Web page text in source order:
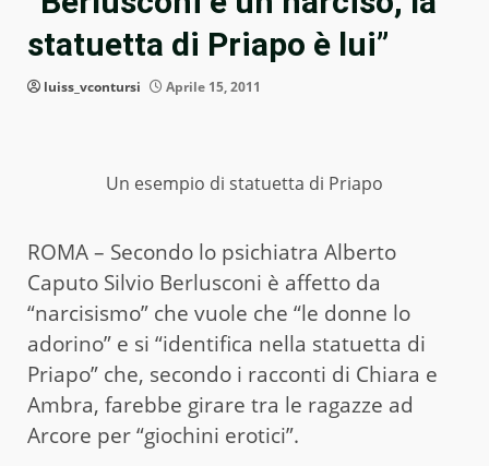
statuetta di Priapo è lui”
luiss_vcontursi Aprile 15, 2011
Un esempio di statuetta di Priapo
ROMA – Secondo lo psichiatra Alberto
Caputo Silvio Berlusconi è affetto da
“narcisismo” che vuole che “le donne lo
adorino” e si “identifica nella statuetta di
Priapo” che, secondo i racconti di Chiara e
Ambra, farebbe girare tra le ragazze ad
Arcore per “giochini erotici”.